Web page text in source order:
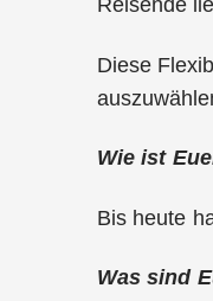
Reisende
Diese
Wie ist
Bis heute
Was sind